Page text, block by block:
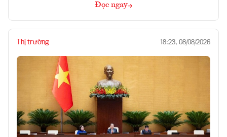
Đọc ngay
Thị trường 18:23, 08/08/2026